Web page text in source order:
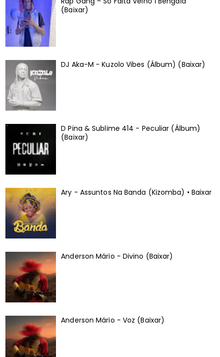
(Baixar)
DJ Aka-M - Kuzolo Vibes (Álbum) (Baixar)
D Pina & Sublime 414 - Peculiar (Álbum)
(Baixar)
Ary - Assuntos Na Banda (Kizomba) • Baixar
Anderson Mário - Divino (Baixar)
Anderson Mário - Voz (Baixar)